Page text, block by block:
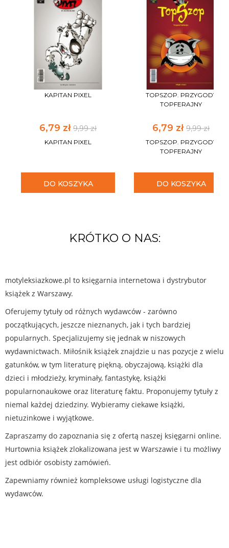
KAPITAN PIXEL
6,79 zł 9,99 zł
KAPITAN PIXEL
DO KOSZYKA
TOPSZOP. PRZYGODY
TOPFERAJNY
6,79 zł 9,99 zł
TOPSZOP. PRZYGODY
TOPFERAJNY
DO KOSZYKA
KRÓTKO O NAS:
motyleksiazkowe.pl to księgarnia internetowa i dystrybutor
książek z Warszawy.
Oferujemy tytuły od różnych wydawców - zarówno
początkujących, jeszcze nieznanych, jak i tych bardziej
popularnych. Specjalizujemy się jednak w niszowych
wydawnictwach. Miłośnik książek znajdzie u nas pozycje z wielu
gatunków, w tym literaturę piękną, obyczajową, książki dla
dzieci i młodzieży, kryminały, fantastykę, książki
popularnonaukowe oraz literaturę faktu. Proponujemy tytuły z
niemal każdej dziedziny. Wybieramy ciekawe książki,
nietuzinkowe i wyjątkowe.
Zapraszamy do zapoznania się z ofertą naszej księgarni online.
Hurtownia książek zlokalizowana jest w Warszawie i tu możliwy
jest odbiór osobisty zamówień.
Zapewniamy również kompleksowe usługi logistyczne dla
wydawców.